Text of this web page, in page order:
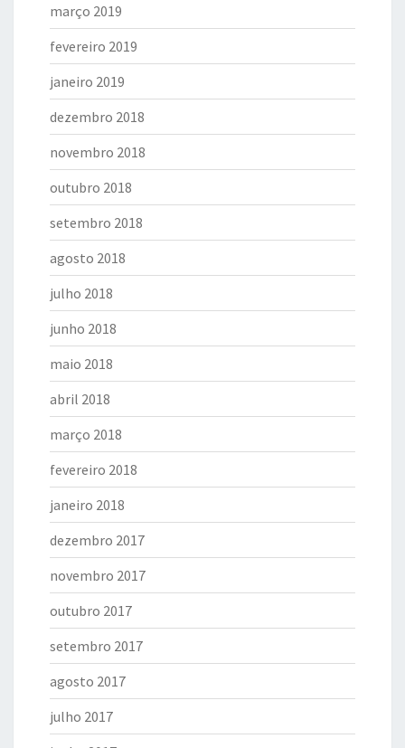
março 2019
fevereiro 2019
janeiro 2019
dezembro 2018
novembro 2018
outubro 2018
setembro 2018
agosto 2018
julho 2018
junho 2018
maio 2018
abril 2018
março 2018
fevereiro 2018
janeiro 2018
dezembro 2017
novembro 2017
outubro 2017
setembro 2017
agosto 2017
julho 2017